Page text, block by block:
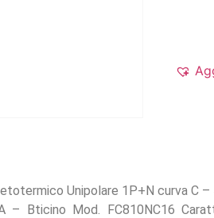
Unipolare 1P+N curva C –
Bticino Mod. FC810NC16